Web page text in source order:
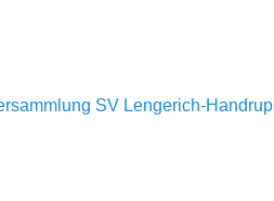
SV Lengerich-Handrup